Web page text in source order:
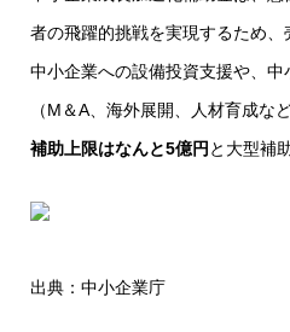
者の飛躍的挑戦を実現するため
中小企業への設備投資支援や、
（M＆A、海外展開、人材育成な
補助上限はなんと5億円 と大型補
出典：中小企業庁